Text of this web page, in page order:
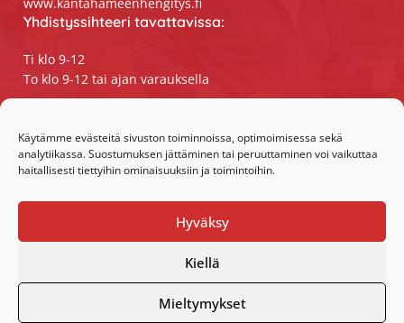
Käytämme evästeitä sivuston toiminnoissa, optimoimisessa sekä
analytiikassa. Suostumuksen jättäminen tai peruuttaminen voi vaikuttaa
haitallisesti tiettyihin ominaisuuksiin ja toimintoihin.
Hyväksy
Kiellä
Mieltymykset
Yhdistyssihteeri tavattavissa:
Ti klo 9-12
To klo 9-12 tai ajan varauksella
maanantaista perjantaihin klo 9-15
Instagram